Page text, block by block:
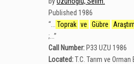
Published 1986
“
Toprak ve Gübre
;... ”
Call Number: P33 UZU 1986
Located:T.C. Tarım ve Orman